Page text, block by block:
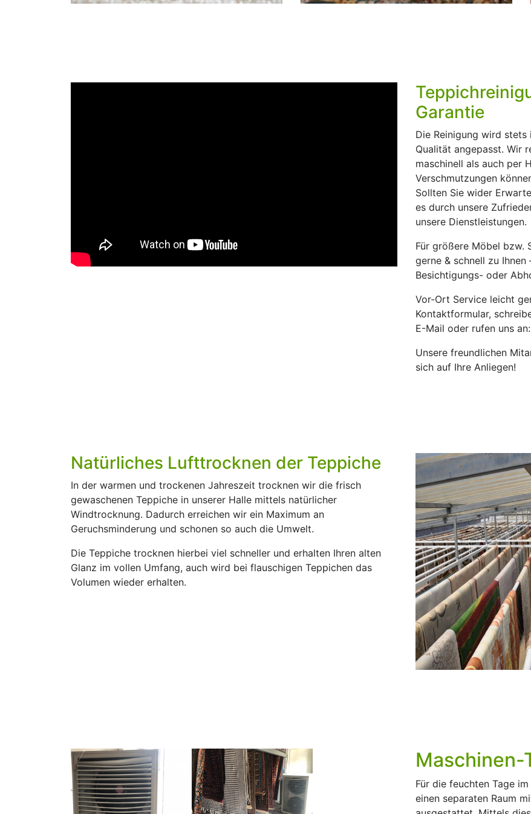
Polstermöbel aller Art. Egal welches
Material bzw. Überzug, wir suchen eine
individuelle Lösung und verwenden stets
Weiterlesen
Garantie
Die Reinigung wird
Qualität angepasst. Wir
maschinell als auch per
Verschmutzungen
Sollten Sie wider
es durch unsere
unsere Dienstleistungen.
Für größere Möbel bzw.
gerne & schnell zu
Besichtigungs- oder
Vor-Ort Service leicht
Kontaktformular,
E-Mail oder rufen uns
Unsere freundlichen
sich auf Ihre Anliegen!
Natürliches Lufttrocknen der Teppiche
In der warmen und trockenen Jahreszeit trocknen wir die frisch
gewaschenen Teppiche in unserer Halle mittels natürlicher
Windtrocknung. Dadurch erreichen wir ein Maximum an
Geruchsminderung und schonen so auch die Umwelt.
Die Teppiche trocknen hierbei viel schneller und erhalten Ihren alten
Glanz im vollen Umfang, auch wird bei flauschigen Teppichen das
Volumen wieder erhalten.
Maschinen-
Für die feuchten Tage
einen separaten Raum